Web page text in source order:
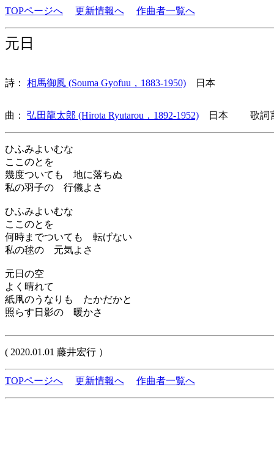
TOPページへ 更新情報へ 作曲者一覧へ
元日
詩： 相馬御風 (Souma Gyofuu，1883-1950) 日本
曲： 弘田龍太郎 (Hirota Ryutarou，1892-1952) 日本 歌詞言
ひふみよいむな
ここのとを
幾度ついても 地に落ちぬ
私の羽子の 行儀よさ
ひふみよいむな
ここのとを
何時までついても 転げない
私の毬の 元気よさ
元日の空
よく晴れて
紙凧のうなりも たかだかと
照らす日影の 暖かさ
( 2020.01.01 藤井宏行 ）
TOPページへ 更新情報へ 作曲者一覧へ